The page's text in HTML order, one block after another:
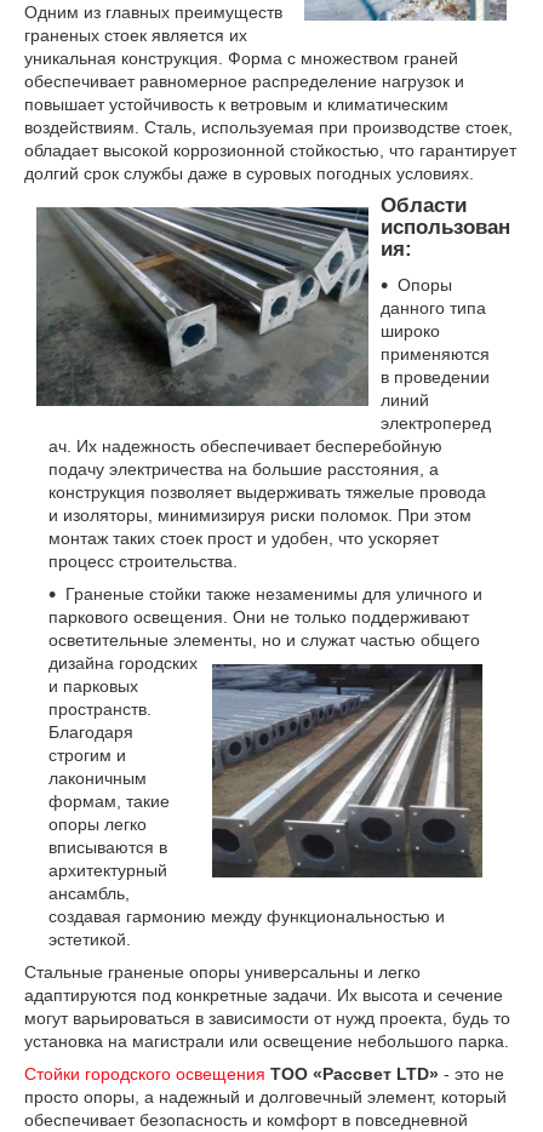
Одним из главных преимуществ
граненых стоек является их
уникальная конструкция. Форма с множеством граней
обеспечивает равномерное распределение нагрузок и
повышает устойчивость к ветровым и климатическим
воздействиям. Сталь, используемая при производстве стоек,
обладает высокой коррозионной стойкостью, что гарантирует
долгий срок службы даже в суровых погодных условиях.
Области
использован
ия:
Опоры
данного типа
широко
применяются
в проведении
линий
электроперед
ач. Их надежность обеспечивает бесперебойную
подачу электричества на большие расстояния, а
конструкция позволяет выдерживать тяжелые провода
и изоляторы, минимизируя риски поломок. При этом
монтаж таких стоек прост и удобен, что ускоряет
процесс строительства.
Граненые стойки также незаменимы для уличного и
паркового освещения. Они не только поддерживают
осветительные элементы, но и служат частью общего
дизайна городских
и парковых
пространств.
Благодаря
строгим и
лаконичным
формам, такие
опоры легко
вписываются в
архитектурный
ансамбль,
создавая гармонию между функциональностью и
эстетикой.
Стальные граненые опоры универсальны и легко
адаптируются под конкретные задачи. Их высота и сечение
могут варьироваться в зависимости от нужд проекта, будь то
установка на магистрали или освещение небольшого парка.
Стойки городского освещения ТОО «Рассвет LTD» - это не
просто опоры, а надежный и долговечный элемент, который
обеспечивает безопасность и комфорт в повседневной